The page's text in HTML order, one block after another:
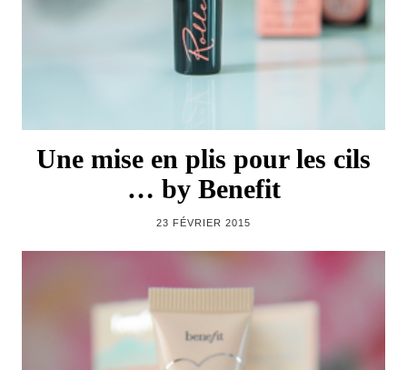
Une mise en plis pour les cils
… by Benefit
23 FÉVRIER 2015